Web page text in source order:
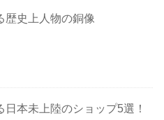
歴史上人物の銅像
日本未上陸のショップ5選！